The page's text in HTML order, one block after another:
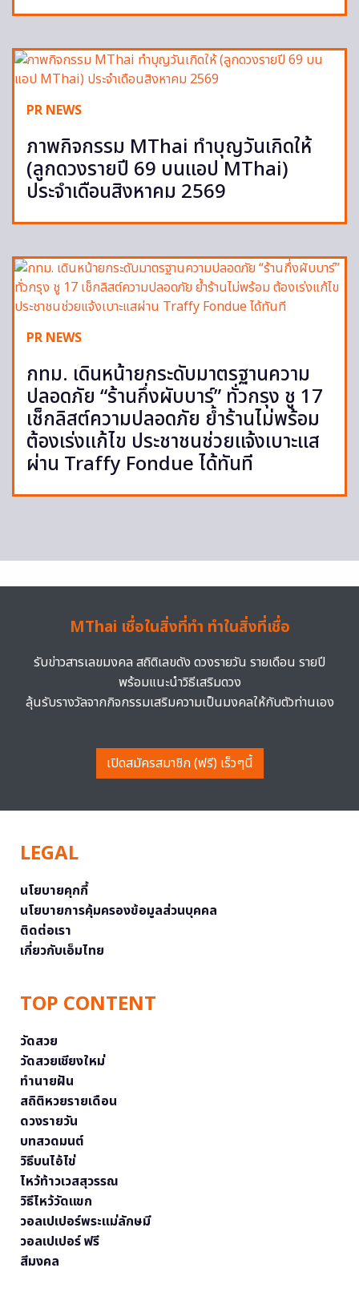
PR NEWS
ภาพกิจกรรม MThai ทำบุญวันเกิดให้
(ลูกดวงรายปี 69 บนแอป MThai)
ประจำเดือนสิงหาคม 2569
PR NEWS
กทม. เดินหน้ายกระดับมาตรฐานความ
ปลอดภัย “ร้านกึ่งผับบาร์” ทั่วกรุง ชู 17
เช็กลิสต์ความปลอดภัย ย้ำร้านไม่พร้อม
ต้องเร่งแก้ไข ประชาชนช่วยแจ้งเบาะแส
ผ่าน Traffy Fondue ได้ทันที
MThai เชื่อในสิ่งที่ทำ ทำในสิ่งที่เชื่อ
รับข่าวสารเลขมงคล สถิติเลขดัง ดวงรายวัน รายเดือน รายปี
พร้อมแนะนำวิธีเสริมดวง
ลุ้นรับรางวัลจากกิจกรรมเสริมความเป็นมงคลให้กับตัวท่านเอง
เปิดสมัครสมาชิก (ฟรี) เร็วๆนี้
LEGAL
นโยบายคุกกี้
นโยบายการคุ้มครองข้อมูลส่วนบุคคล
ติดต่อเรา
เกี่ยวกับเอ็มไทย
TOP CONTENT
วัดสวย
วัดสวยเชียงใหม่
ทำนายฝัน
สถิติหวยรายเดือน
ดวงรายวัน
บทสวดมนต์
วิธีบนไอ้ไข่
ไหว้ท้าวเวสสุวรรณ
วิธีไหว้วัดแขก
วอลเปเปอร์พระแม่ลักษมี
วอลเปเปอร์ ฟรี
สีมงคล